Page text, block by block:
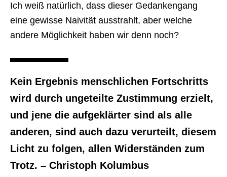
Ich weiß natürlich, dass dieser Gedankengang
eine gewisse Naivität ausstrahlt, aber welche
andere Möglichkeit haben wir denn noch?
Kein Ergebnis menschlichen Fortschritts
wird durch ungeteilte Zustimmung erzielt,
und jene die aufgeklärter sind als alle
anderen, sind auch dazu verurteilt, diesem
Licht zu folgen, allen Widerständen zum
Trotz. – Christoph Kolumbus